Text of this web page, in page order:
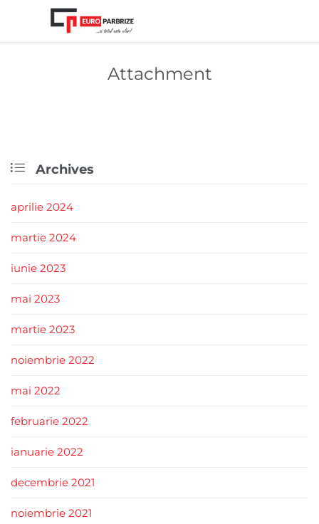
Attachment
 Archives
aprilie 2024
martie 2024
iunie 2023
mai 2023
martie 2023
noiembrie 2022
mai 2022
februarie 2022
ianuarie 2022
decembrie 2021
noiembrie 2021